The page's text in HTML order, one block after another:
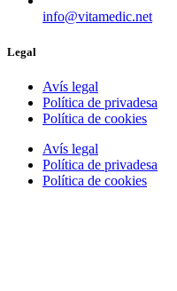
info@vitamedic.net
Legal
Avís legal
Política de privadesa
Política de cookies
Avís legal
Política de privadesa
Política de cookies